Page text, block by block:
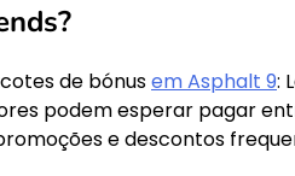
de bónusem Asphalt 9:
podem esperar pagar
e descontos